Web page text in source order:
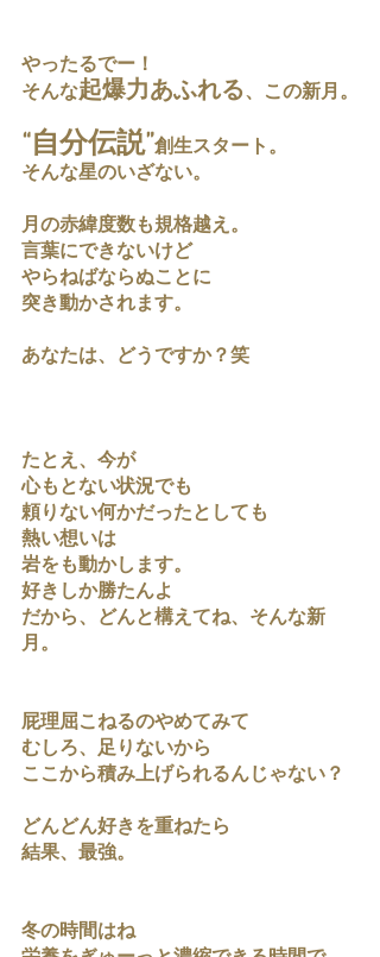
やったるでー！
そんな起爆力あふれる、この新月。
“自分伝説”創生スタート。
そんな星のいざない。
月の赤緯度数も規格越え。
言葉にできないけど
やらねばならぬことに
突き動かされます。
あなたは、どうですか？笑
たとえ、今が
心もとない状況でも
頼りない何かだったとしても
熱い想いは
岩をも動かします。
好きしか勝たんよ
だから、どんと構えてね、そんな新
月。
屁理屈こねるのやめてみて
むしろ、足りないから
ここから積み上げられるんじゃない？
どんどん好きを重ねたら
結果、最強。
冬の時間はね